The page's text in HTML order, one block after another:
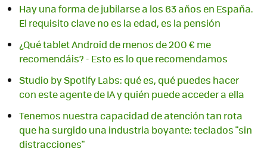
Hay una forma de jubilarse a los 63 años en España.
El requisito clave no es la edad, es la pensión
¿Qué tablet Android de menos de 200 € me
recomendáis? - Esto es lo que recomendamos
Studio by Spotify Labs: qué es, qué puedes hacer
con este agente de IA y quién puede acceder a ella
Tenemos nuestra capacidad de atención tan rota
que ha surgido una industria boyante: teclados "sin
distracciones"